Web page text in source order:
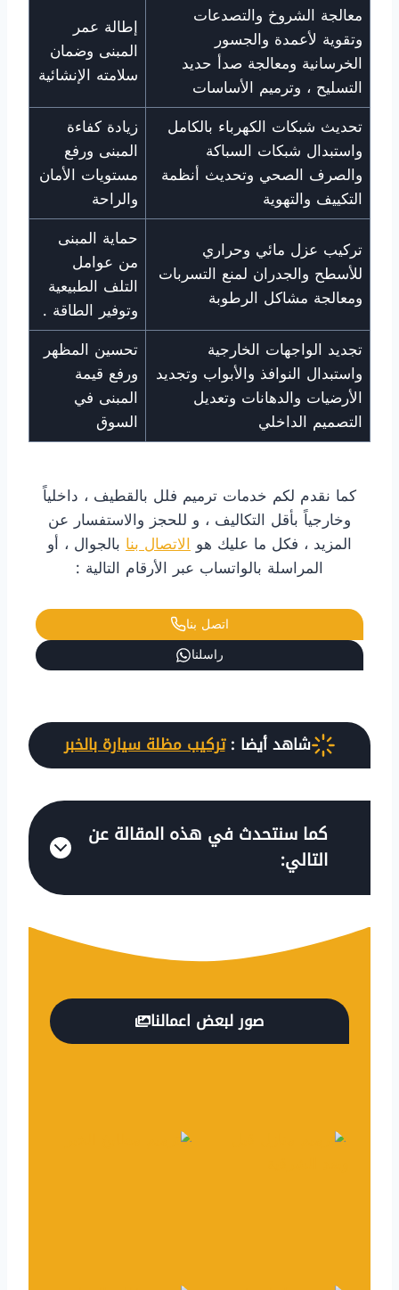
معالجة الشروخ والتصدعات
وتقوية لأعمدة والجسور
الخرسانية ومعالجة صدأ حديد
التسليح ، وترميم الأساسات
إطالة عمر
المبنى وضمان
سلامته الإنشائية
تحديث شبكات الكهرباء بالكامل
واستبدال شبكات السباكة
والصرف الصحي وتحديث أنظمة
التكييف والتهوية
زيادة كفاءة
المبنى ورفع
مستويات الأمان
والراحة
تركيب عزل مائي وحراري
للأسطح والجدران لمنع التسربات
ومعالجة مشاكل الرطوبة
حماية المبنى
من عوامل
التلف الطبيعية
وتوفير الطاقة .
تجديد الواجهات الخارجية
واستبدال النوافذ والأبواب وتجديد
الأرضيات والدهانات وتعديل
التصميم الداخلي
تحسين المظهر
ورفع قيمة
المبنى في
السوق
كما نقدم لكم خدمات ترميم فلل بالقطيف ، داخلياً
وخارجياً بأقل التكاليف ، و للحجز والاستفسار عن
المزيد ، فكل ما عليك هوالاتصال بنا بالجوال ، أو
المراسلة بالواتساب عبر الأرقام التالية :
اتصل بنا
راسلنا
شاهد أيضا :تركيب مظلة سيارة بالخبر
كما سنتحدث في هذه المقالة عن
التالي:
صور لبعض اعمالنا